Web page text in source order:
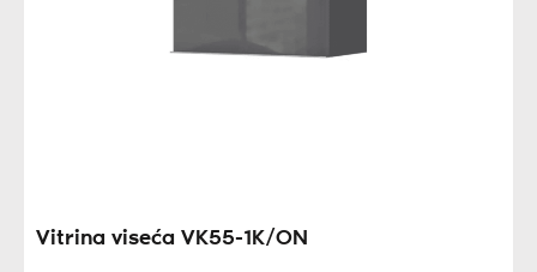
Vitrina viseća VK55-1K/ON